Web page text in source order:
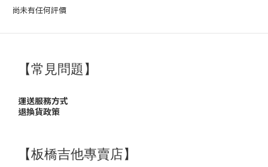
尚未有任何評價
【常見問題】
運送服務方式
退換貨政策
【板橋吉他專賣店】